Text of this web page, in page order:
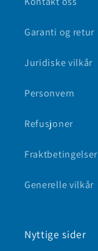
Garanti og retur
Juridiske vilkår
Personvern
Refusjoner
Fraktbetingelser
Generelle vilkår
Nyttige sider